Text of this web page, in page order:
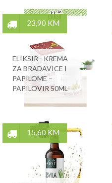
23,90 KM
ELIKSIR - KREMA
ZA BRADAVICE I
PAPILOME –
PAPILOVIR 50ML
15,60 KM